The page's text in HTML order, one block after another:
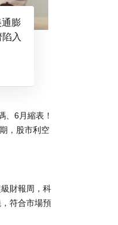
通膨
入
、6月縮表！
，股市利空
級財報周，科
符合市場預